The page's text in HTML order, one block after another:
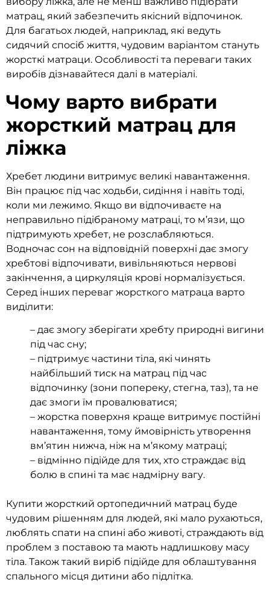
матрац, який забезпечить якісний відпочинок.
Для багатьох людей, наприклад, які ведуть
сидячий спосіб життя, чудовим варіантом стануть
жорсткі матраци. Особливості та переваги таких
виробів дізнавайтеся далі в матеріалі.
Чому варто вибрати
жорсткий матрац для
ліжка
Хребет людини витримує великі навантаження.
Він працює під час ходьби, сидіння і навіть тоді,
коли ми лежимо. Якщо ви відпочиваєте на
неправильно підібраному матраці, то м’язи, що
підтримують хребет, не розслабляються.
Водночас сон на відповідній поверхні дає змогу
хребтові відпочивати, вивільняються нервові
закінчення, а циркуляція крові нормалізується.
Серед інших переваг жорсткого матраца варто
виділити:
– дає змогу зберігати хребту природні вигини
під час сну;
– підтримує частини тіла, які чинять
найбільший тиск на матрац під час
відпочинку (зони попереку, стегна, таз), та не
дає змоги їм провалюватися;
– жорстка поверхня краще витримує постійні
навантаження, тому ймовірність утворення
вм’ятин нижча, ніж на м’якому матраці;
– відмінно підійде для тих, хто страждає від
болю в спині та має надмірну вагу.
Купити жорсткий ортопедичний матрац буде
чудовим рішенням для людей, які мало рухаються,
люблять спати на спині або животі, страждають від
проблем з поставою та мають надлишкову масу
тіла. Також такий виріб підійде для облаштування
спального місця дитини або підлітка.